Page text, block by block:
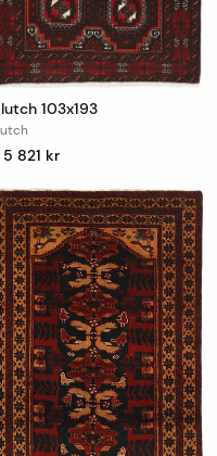
103x193
5 821 kr